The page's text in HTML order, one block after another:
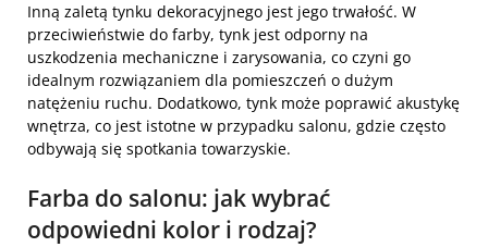
Inną zaletą tynku dekoracyjnego jest jego trwałość. W
przeciwieństwie do farby, tynk jest odporny na
uszkodzenia mechaniczne i zarysowania, co czyni go
idealnym rozwiązaniem dla pomieszczeń o dużym
natężeniu ruchu. Dodatkowo, tynk może poprawić akustykę
wnętrza, co jest istotne w przypadku salonu, gdzie często
odbywają się spotkania towarzyskie.
Farba do salonu: jak wybrać
odpowiedni kolor i rodzaj?